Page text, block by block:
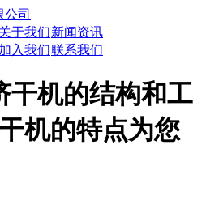
关于我们新闻资讯
加入我们联系我们
干机的结构和工
机的特点为您